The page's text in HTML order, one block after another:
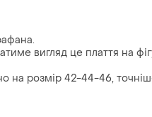
вигляд це плаття на
на розмір 42-44-46,